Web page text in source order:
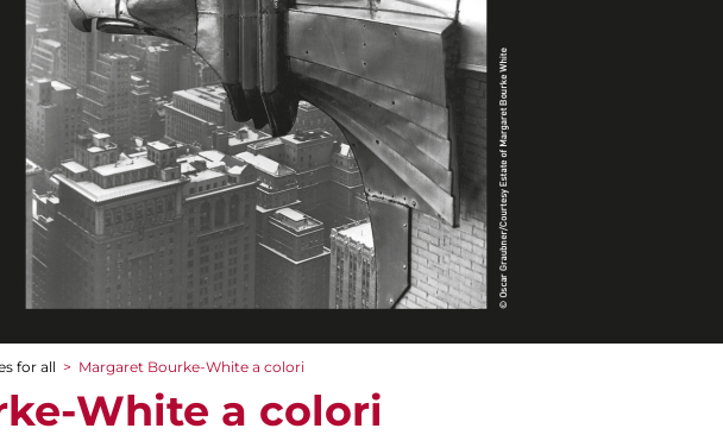
for all > Margaret Bourke-White a colori
White a colori